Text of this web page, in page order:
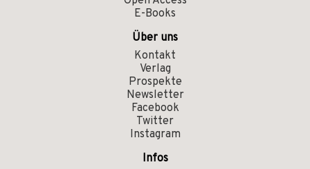
E-Books
Über uns
Kontakt
Verlag
Prospekte
Newsletter
Facebook
Twitter
Instagram
Infos